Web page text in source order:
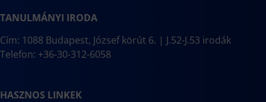
TANULMÁNYI IRODA
Cím: 1088 Budapest, József körút 6. | J.52-J.53 irodák
Telefon: +36-30-312-6058
HASZNOS LINKEK